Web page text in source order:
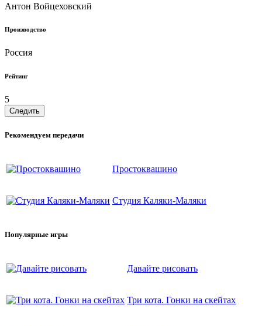
Антон Войцеховский
Производство
Россия
Рейтинг
5
Следить
Рекомендуем передачи
Простоквашино
Студия Каляки-Маляки
Популярные игры
Давайте рисовать
Три кота. Гонки на скейтах